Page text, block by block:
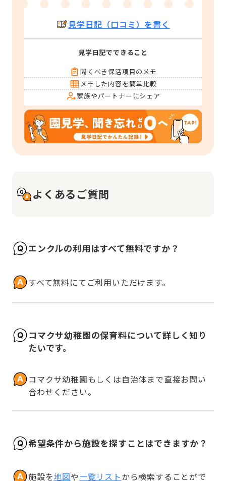
見学日記（口コミ）を書く
見学日記でできること
聞くべき保活項目のメモ
メモした内容を簡単比較
家族やパートナーにシェア
よくあるご質問
エンクルの利用はすべて無料ですか？
すべて無料にてご利用いただけます。
コマクサ幼稚園の保育料について詳しく知り
たいです。
コマクサ幼稚園もしくは自治体まで直接お問い
合わせください。
希望条件から施設を探すことはできますか？
施設を地図や一覧リストから検索することがで